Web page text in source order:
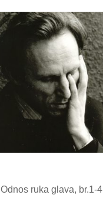
Odnos ruka glava, br.1-4